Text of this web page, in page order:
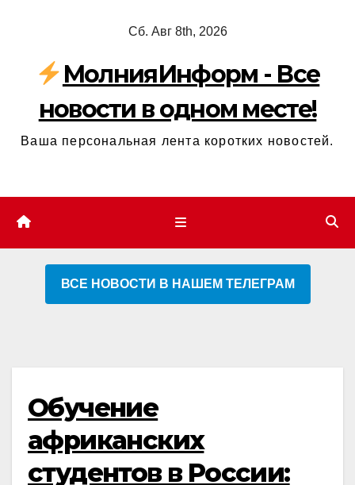
содержимому
Сб. Авг 8th, 2026
МолнияИнформ - Все
новости в одном месте!
Ваша персональная лента коротких новостей.
ВСЕ НОВОСТИ В НАШЕМ ТЕЛЕГРАМ
Обучение
африканских
студентов в России: